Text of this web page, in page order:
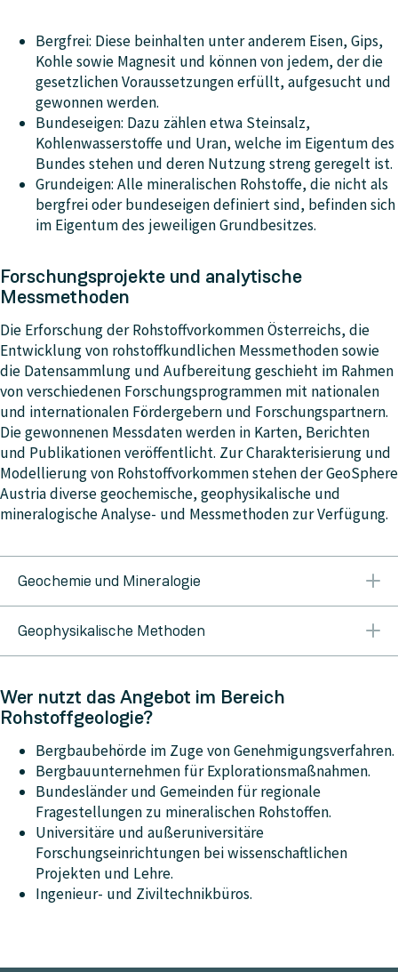
Bergfrei: Diese beinhalten unter anderem Eisen, Gips,
Kohle sowie Magnesit und können von jedem, der die
gesetzlichen Voraussetzungen erfüllt, aufgesucht und
gewonnen werden.
Bundeseigen: Dazu zählen etwa Steinsalz,
Kohlenwasserstoffe und Uran, welche im Eigentum des
Bundes stehen und deren Nutzung streng geregelt ist.
Grundeigen: Alle mineralischen Rohstoffe, die nicht als
bergfrei oder bundeseigen definiert sind, befinden sich
im Eigentum des jeweiligen Grundbesitzes.
Forschungsprojekte und analytische
Messmethoden
Die Erforschung der Rohstoffvorkommen Österreichs, die
Entwicklung von rohstoffkundlichen Messmethoden sowie
die Datensammlung und Aufbereitung geschieht im Rahmen
von verschiedenen Forschungsprogrammen mit nationalen
und internationalen Fördergebern und Forschungspartnern.
Die gewonnenen Messdaten werden in Karten, Berichten
und Publikationen veröffentlicht. Zur Charakterisierung und
Modellierung von Rohstoffvorkommen stehen der GeoSphere
Austria diverse geochemische, geophysikalische und
mineralogische Analyse- und Messmethoden zur Verfügung.
Geochemie und Mineralogie
Röntgenstrahlfluoreszenz und Massenspektrometrie
Mineralen.
Röntgenstrahldiffraktometrie für mineralogische
Zusammensetzung.
Mobile Spektrometer für mineralogische und
geochemische Analysen im Gelände.
Sedigraph und Petroskop zur Bestimmung von
Korngrößen und Gesteinsfracht.
Geochronologie von Gesteinen.
Spurenelement- und Isotopenanalytik in Mineralen.
Geophysikalische Methoden
Seismograph zeigt Schichtgrenzen im Untergrund.
Magnetik erkennt z.B. Gesteinskörper mit erhöhtem
Geoelektrische Widerstands- bzw.
elektromagnetische Induktionsmessungen zeigen
z.B. Unterschiede zwischen Erzkörpern oder
Salzkörpern und taubem Nebengestein.
Georadar erlaubt mittles hochfrequenter,
elektromagnetischer Wellen eine Charakterisierung
des Materials der oberen Schichten der Erdkruste.
Wer nutzt das Angebot im Bereich
Rohstoffgeologie?
Bergbaubehörde im Zuge von Genehmigungsverfahren.
Bergbauunternehmen für Explorationsmaßnahmen.
Bundesländer und Gemeinden für regionale
Fragestellungen zu mineralischen Rohstoffen.
Universitäre und außeruniversitäre
Forschungseinrichtungen bei wissenschaftlichen
Projekten und Lehre.
Ingenieur- und Ziviltechnikbüros.